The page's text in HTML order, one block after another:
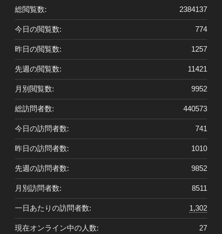
2384137
総閲覧数:
774
今日の閲覧数:
1257
昨日の閲覧数:
11421
先週の閲覧数:
9952
月別閲覧数:
440573
総訪問者数:
741
今日の訪問者数:
1010
昨日の訪問者数:
9852
先週の訪問者数:
8511
月別訪問者数:
1,302
一日あたりの訪問者数:
27
現在オンライン中の人数: